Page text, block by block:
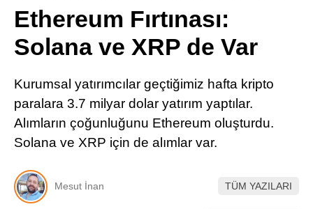
TikTok
LinkedIn
Telegram
Ethereum Fırtınası:
Solana ve XRP de Var
Kurumsal yatırımcılar geçtiğimiz hafta kripto
paralara 3.7 milyar dolar yatırım yaptılar.
Alımların çoğunluğunu Ethereum oluşturdu.
Solana ve XRP için de alımlar var.
Mesut İnan TÜM YAZILARI